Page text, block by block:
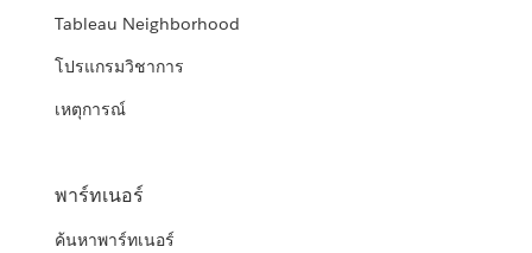
Tableau Neighborhood
โปรแกรมวิชาการ
เหตุการณ์
พาร์ทเนอร์
ค้นหาพาร์ทเนอร์